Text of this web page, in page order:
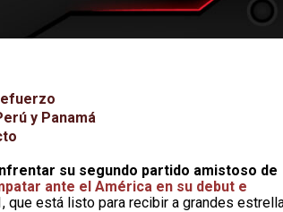
y Panamá
su segundo partido amistoso de
ante el América en su debut e
que está listo para recibir a grandes